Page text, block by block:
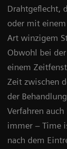
Drahtgeflecht,
oder mit
Art winzigem
Obwohl bei
einem
Zeit zwischen
der
Verfahren
immer – Time
nach dem